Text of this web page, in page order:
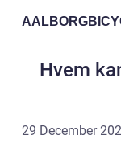
Hvem
29 December